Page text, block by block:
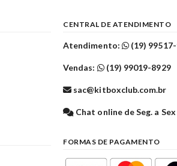
CENTRAL DE ATENDIMENTO
Atendimento: (19)
Vendas: (19) 99019-8929
sac@kitboxclub.com.br
Chat online de Seg. a
FORMAS DE PAGAMENTO